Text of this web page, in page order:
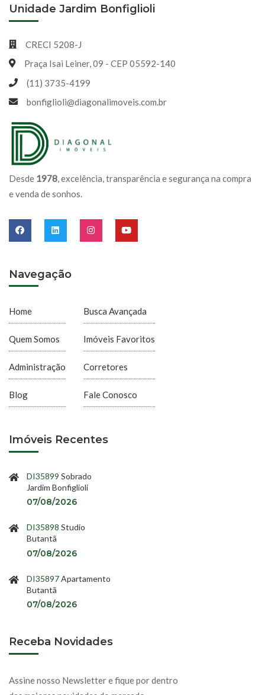
Desde 1978, excelência, transparência e segurança na compra
e venda de sonhos.
Navegação
Home
Quem Somos
Administração
Blog
Busca Avançada
Imóveis Favoritos
Corretores
Fale Conosco
Imóveis Recentes
DI35899 Sobrado
Jardim Bonfiglioli
07/08/2026
DI35898 Studio
Butantã
07/08/2026
DI35897Apartamento
Butantã
07/08/2026
Receba Novidades
Assine nosso Newsletter e fique por dentro
Unidade Jardim Bonfiglioli
CRECI 5208-J
Praça Isai Leiner, 09 - CEP 05592-140
(11) 3735-4199
bonfiglioli@diagonalimoveis.com.br